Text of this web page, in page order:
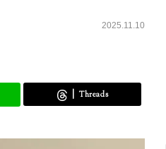
2025.11.10
Threads